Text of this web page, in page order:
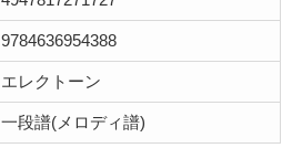
9784636954388
エレクトーン
一段譜(メロディ譜)